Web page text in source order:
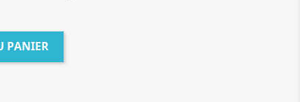
PANIER